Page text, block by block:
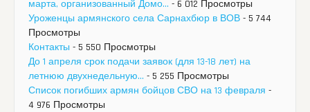
марта, организованный Домо... - 6 012 Просмотры
Уроженцы армянского села Сарнахбюр в ВОВ - 5 744
Просмотры
Контакты - 5 550 Просмотры
До 1 апреля срок подачи заявок (для 13-18 лет) на
летнюю двухнедельную... - 5 255 Просмотры
Список погибших армян бойцов СВО на 13 февраля -
4 976 Просмотры